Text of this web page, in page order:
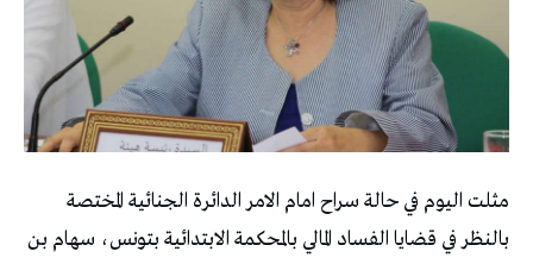
مثلت اليوم في حالة سراح امام الامر الدائرة الجنائية المختصة
بالنظر في قضايا الفساد المالي بالمحكمة الابتدائية بتونس، سهام بن